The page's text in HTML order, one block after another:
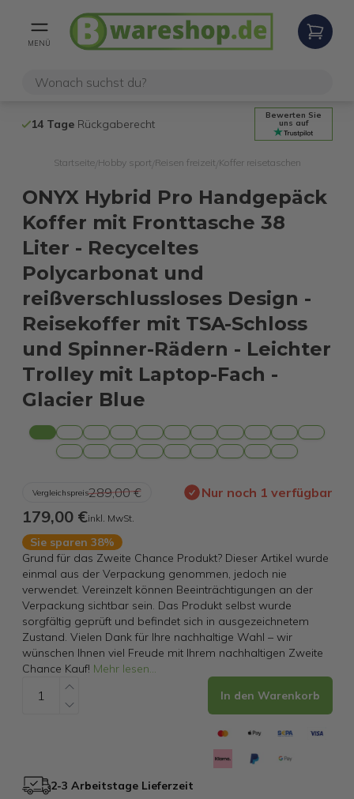
MENÜ
14 Tage Rückgaberecht Kostenloser
Bewerten Sie
uns auf
Startseite/ Hobby sport Reisen freizeit Koffer reisetaschen
ONYX Hybrid Pro Handgepäck
Koffer mit Fronttasche 38
Liter - Recyceltes
Polycarbonat und
reißverschlussloses Design -
Reisekoffer mit TSA-Schloss
und Spinner-Rädern - Leichter
Trolley mit Laptop-Fach -
Glacier Blue
Vergleichspreis289,00 € Nur noch 1 verfügbar
179,00 €inkl. MwSt.
Sie sparen 38%
Grund für das Zweite Chance Produkt? Dieser Artikel wurde
einmal aus der Verpackung genommen, jedoch nie
verwendet. Vereinzelt können Beeinträchtigungen an der
Verpackung sichtbar sein. Das Produkt selbst wurde
sorgfältig geprüft und befindet sich in ausgezeichnetem
Zustand. Vielen Dank für Ihre nachhaltige Wahl – wir
wünschen Ihnen viel Freude mit Ihrem nachhaltigen Zweite
Chance Kauf! Mehr lesen...
In den Warenkorb
2-3 Arbeitstage Lieferzeit